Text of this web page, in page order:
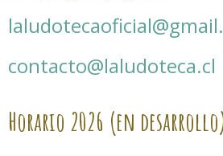
contacto@laludoteca.cl
Horario 2026 (en